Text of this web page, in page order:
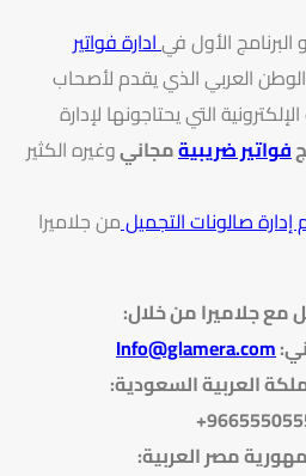
الأول فيادارة فواتير
العربي الذي يقدم لأصحاب
التي يحتاجونها لإدارة
فواتير ضريبيةمجانيوغيره الكثير
صالونات التجميلمن جلاميرا
مع جلاميرا من خلال:
:
Info@glamera.com
العربية السعودية:
مصر العربية: